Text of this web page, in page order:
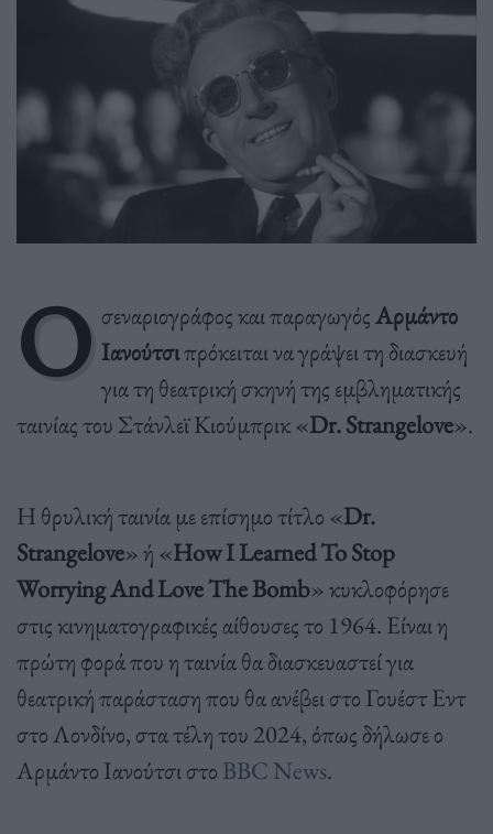
Ο σεναριογράφος και παραγωγόςΑρμάντο
Ιανούτσιπρόκειται να γράψει τη διασκευή
για τη θεατρική σκηνή της εμβληματικής
ταινίας του Στάνλεϊ Κιούμπρικ «Dr. Strangelove».
Η θρυλική ταινία με επίσημο τίτλο «Dr.
Strangelove» ή «How I Learned To Stop
Worrying And Love The Bomb» κυκλοφόρησε
στις κινηματογραφικές αίθουσες το 1964. Είναι η
πρώτη φορά που η ταινία θα διασκευαστεί για
θεατρική παράσταση που θα ανέβει στο Γουέστ Εντ
στο Λονδίνο, στα τέλη του 2024, όπως δήλωσε ο
Αρμάντο Ιανούτσι στο BBC News.